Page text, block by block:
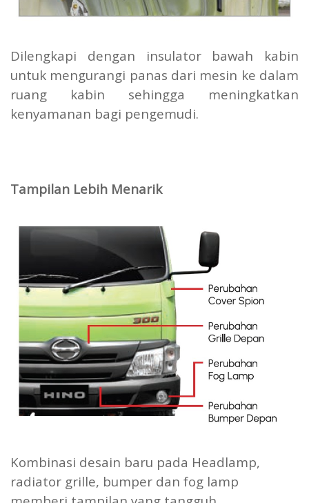
Dilengkapi dengan insulator bawah kabin
untuk mengurangi panas dari mesin ke dalam
ruang kabin sehingga meningkatkan
kenyamanan bagi pengemudi.
Tampilan Lebih Menarik
Kombinasi desain baru pada Headlamp,
radiator grille, bumper dan fog lamp